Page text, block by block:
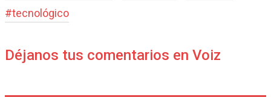
#tecnológico
Déjanos tus comentarios en Voiz